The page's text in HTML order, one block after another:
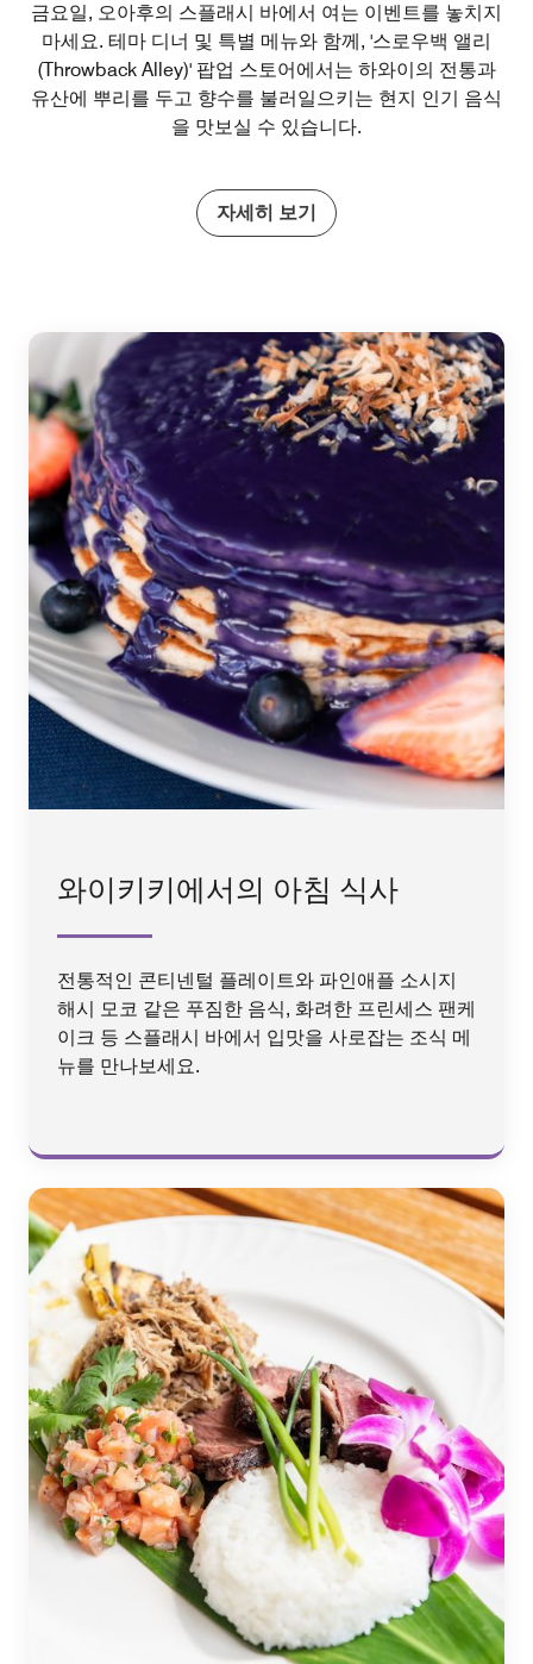
금요일, 오아후의 스플래시 바에서 여는 이벤트를 놓치지
마세요. 테마 디너 및 특별 메뉴와 함께, '스로우백 앨리
(Throwback Alley)' 팝업 스토어에서는 하와이의 전통과
유산에 뿌리를 두고 향수를 불러일으키는 현지 인기 음식
을 맛보실 수 있습니다.
자세히 보기
와이키키에서의 아침 식사
전통적인 콘티넨털 플레이트와 파인애플 소시지
해시 모코 같은 푸짐한 음식, 화려한 프린세스 팬케
이크 등 스플래시 바에서 입맛을 사로잡는 조식 메
뉴를 만나보세요.